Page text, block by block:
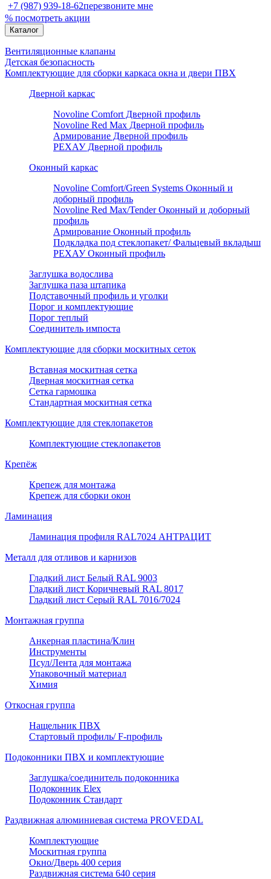
+7 (987) 939-18-62перезвоните мне
% посмотреть акции
Каталог
Вентиляционные клапаны
Детская безопасность
Комплектующие для сборки каркаса окна и двери ПВХ
Дверной каркас
Novoline Comfort Дверной профиль
Novoline Red Мax Дверной профиль
Армирование Дверной профиль
РЕХАУ Дверной профиль
Оконный каркас
Novoline Comfort/Green Systems Оконный и
доборный профиль
Novoline Red Max/Tender Оконный и доборный
профиль
Армирование Оконный профиль
Подкладка под стеклопакет/ Фальцевый вкладыш
РЕХАУ Оконный профиль
Заглушка водослива
Заглушка паза штапика
Подставочный профиль и уголки
Порог и комплектующие
Порог теплый
Соединитель импоста
Комплектующие для сборки москитных сеток
Вставная москитная сетка
Дверная москитная сетка
Сетка гармошка
Стандартная москитная сетка
Комплектующие для стеклопакетов
Комплектующие стеклопакетов
Крепёж
Крепеж для монтажа
Крепеж для сборки окон
Ламинация
Ламинация профиля RAL7024 АНТРАЦИТ
Металл для отливов и карнизов
Гладкий лист Белый RAL 9003
Гладкий лист Коричневый RAL 8017
Гладкий лист Серый RAL 7016/7024
Монтажная группа
Анкерная пластина/Клин
Инструменты
Псул/Лента для монтажа
Упаковочный материал
Химия
Откосная группа
Нащельник ПВХ
Стартовый профиль/ F-профиль
Подоконники ПВХ и комплектующие
Заглушка/соединитель подоконника
Подоконник Elex
Подоконник Стандарт
Раздвижная алюминиевая система PROVEDAL
Комплектующие
Москитная группа
Окно/Дверь 400 серия
Раздвижная система 640 серия